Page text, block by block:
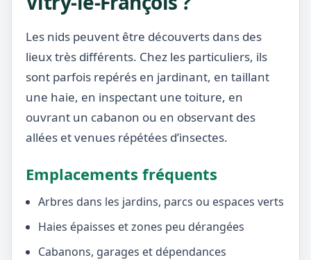
Les nids peuvent être découverts dans des
lieux très différents. Chez les particuliers, ils
sont parfois repérés en jardinant, en taillant
une haie, en inspectant une toiture, en
ouvrant un cabanon ou en observant des
allées et venues répétées d’insectes.
Emplacements fréquents
Arbres dans les jardins, parcs ou espaces verts
Haies épaisses et zones peu dérangées
Cabanons, garages et dépendances